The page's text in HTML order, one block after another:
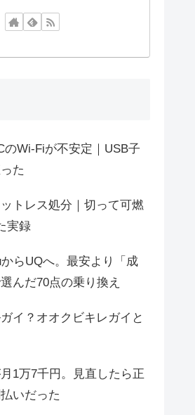
のWi-Fiが不安定｜USB子
た
トレス処分｜切って可燃
実録
らUQへ。最安より「成
んだ70点の乗り換え
イ？オオクビキレガイと
1万7千円。見直したら正
いだった